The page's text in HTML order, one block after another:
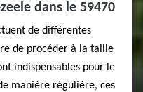
dans le 59470
de différentes
de procéder à la taille
indispensables pour le
manière régulière, ces